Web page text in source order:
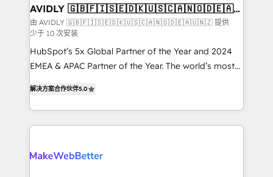
we help: ✔️ Full HubSpot implementations and portal
optimization ✔️ Data migrations, CRM architecture,
and reporting foundations ✔️ Custom integrations
and workflow automation ✔️ User adoption
programs, training, and enablement Through project-
partnerships, we guide organizations through the
revenue maturity model - delivering the right
improvements at the right time so operations
grows.
AVIDLY 🇬🇧🇫🇮🇸🇪🇩🇰🇺🇸🇨🇦🇳🇴🇩🇪🇦🇺
🇳🇿
由 AVIDLY 🇬🇧🇫🇮🇸🇪🇩🇰🇺🇸🇨🇦🇳🇴🇩🇪🇦🇺🇳🇿 提供
少于 10 次安装
HubSpot’s 5x Global Partner of the Year and 2024
EMEA & APAC Partner of the Year. The world’s most
Partner. 🚀 With 2,750+ HubSpot projects delivered
and 370+ specialists across EMEA, APAC and NAM,
we de-risk complex CRM programmes and
multi-region migrations to AI-powered automation,
解决方案合作伙伴5.0